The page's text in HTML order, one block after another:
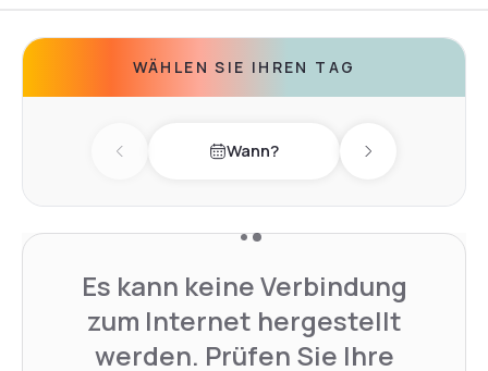
WÄHLEN SIE IHREN TAG
Previous day Wann? Next day
Es kann keine Verbindung
zum Internet hergestellt
werden. Prüfen Sie Ihre